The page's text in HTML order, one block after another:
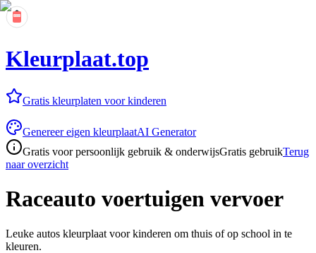
Kleurplaat.top
Gratis kleurplaten voor kinderen
Genereer eigen kleurplaatAI Generator
Gratis voor persoonlijk gebruik & onderwijsGratis gebruikTerug
naar overzicht
Raceauto voertuigen vervoer
Leuke autos kleurplaat voor kinderen om thuis of op school in te
kleuren.